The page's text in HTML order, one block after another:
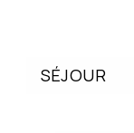
SÉJOUR